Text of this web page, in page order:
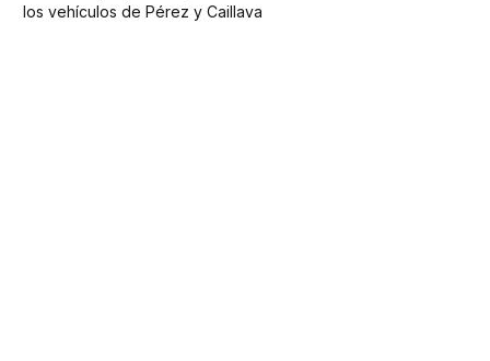
los vehículos de Pérez y Caillava